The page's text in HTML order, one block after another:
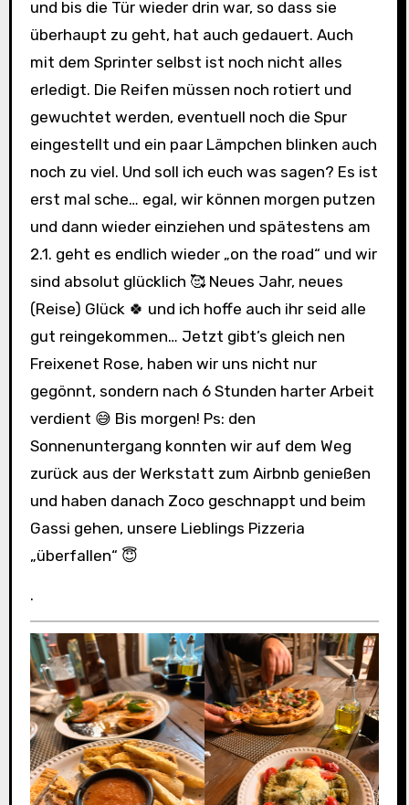
und bis die Tür wieder drin war, so dass sie
überhaupt zu geht, hat auch gedauert. Auch
mit dem Sprinter selbst ist noch nicht alles
erledigt. Die Reifen müssen noch rotiert und
gewuchtet werden, eventuell noch die Spur
eingestellt und ein paar Lämpchen blinken auch
noch zu viel. Und soll ich euch was sagen? Es ist
erst mal sche… egal, wir können morgen putzen
und dann wieder einziehen und spätestens am
2.1. geht es endlich wieder „on the road“ und wir
sind absolut glücklich 🥰 Neues Jahr, neues
(Reise) Glück 🍀 und ich hoffe auch ihr seid alle
gut reingekommen… Jetzt gibt’s gleich nen
Freixenet Rose, haben wir uns nicht nur
gegönnt, sondern nach 6 Stunden harter Arbeit
verdient 😅 Bis morgen! Ps: den
Sonnenuntergang konnten wir auf dem Weg
zurück aus der Werkstatt zum Airbnb genießen
und haben danach Zoco geschnappt und beim
Gassi gehen, unsere Lieblings Pizzeria
„überfallen“ 😇
.